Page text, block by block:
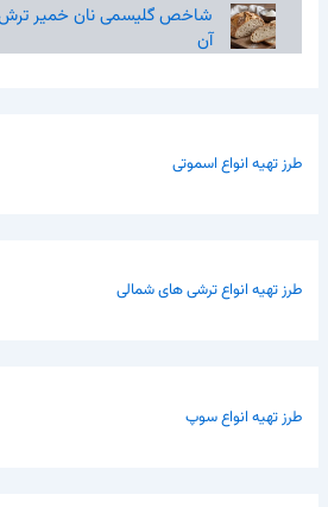
آن
طرز تهیه انواع اسموتی
طرز تهیه انواع ترشی های شمالی
طرز تهیه انواع سوپ